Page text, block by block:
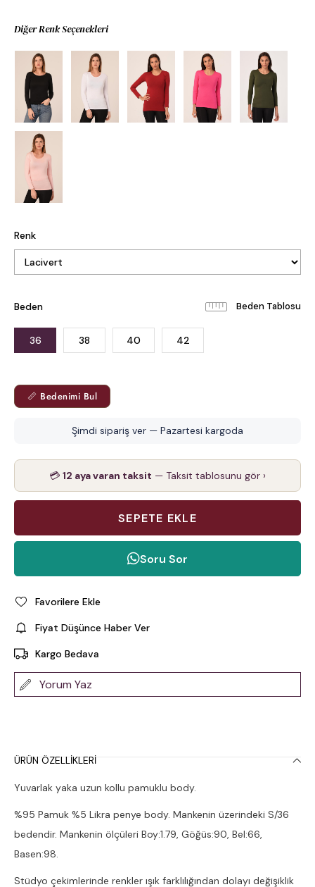
Diğer Renk Seçenekleri
Renk
Beden Beden Tablosu
36 38 40 42
📏 Bedenimi Bul
Şimdi sipariş ver — Pazartesi kargoda
💳 12 aya varan taksit — Taksit tablosunu gör ›
Soru Sor
Favorilere Ekle
Fiyat Düşünce Haber Ver
Kargo Bedava
Yorum Yaz
ÜRÜN ÖZELLIKLERI
Yuvarlak yaka uzun kollu pamuklu body.
%95 Pamuk %5 Likra penye body. Mankenin üzerindeki S/36
bedendir. Mankenin ölçüleri Boy:1.79, Göğüs:90, Bel:66,
Basen:98.
Stüdyo çekimlerinde renkler ışık farklılığından dolayı değişiklik